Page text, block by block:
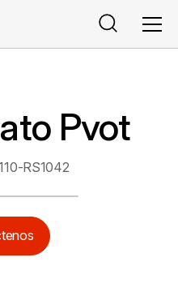
Buscar
Pvot
RS1042